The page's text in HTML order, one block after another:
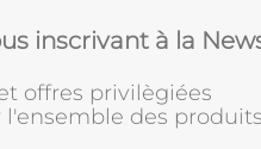
inscrivant à la
offres privilègiées
des produits